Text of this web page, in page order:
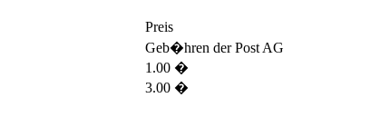
Preis
Geb�hren der Post AG
1.00 �
3.00 �